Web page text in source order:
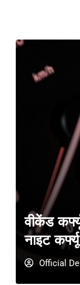
वीकेंड
नाइट
Official